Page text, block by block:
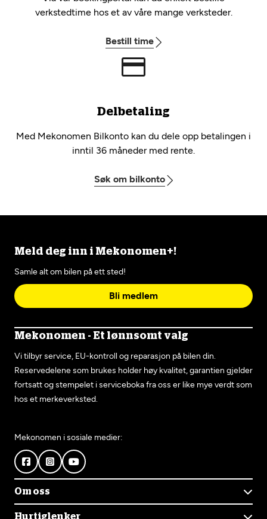
verkstedtime hos et av våre mange verksteder.
Bestill time
Delbetaling
Med Mekonomen Bilkonto kan du dele opp betalingen i
inntil 36 måneder med rente.
Søk om bilkonto
Meld deg inn i Mekonomen+!
Samle alt om bilen på ett sted!
Bli medlem
Mekonomen - Et lønnsomt valg
Vi tilbyr service, EU-kontroll og reparasjon på bilen din.
Reservedelene som brukes holder høy kvalitet, garantien gjelder
fortsatt og stempelet i serviceboka fra oss er like mye verdt som
hos et merkeverksted.
Mekonomen i sosiale medier:
Om oss
Om Mekonomen
Hurtiglenker